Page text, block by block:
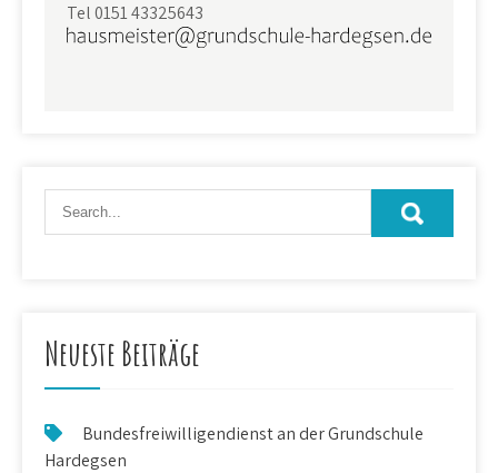
Tel 0151 43325643
Neueste Beiträge
Bundesfreiwilligendienst an der Grundschule
Hardegsen